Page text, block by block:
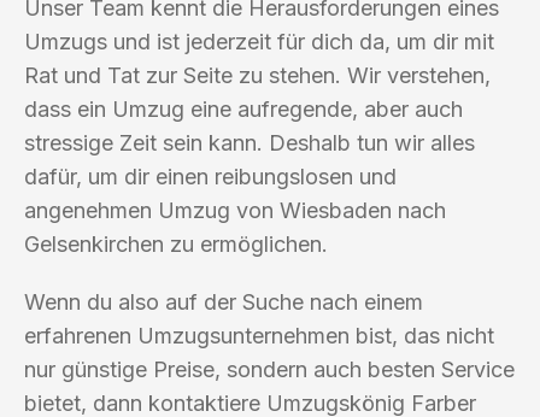
Unser Team kennt die Herausforderungen eines
Umzugs und ist jederzeit für dich da, um dir mit
Rat und Tat zur Seite zu stehen. Wir verstehen,
dass ein Umzug eine aufregende, aber auch
stressige Zeit sein kann. Deshalb tun wir alles
dafür, um dir einen reibungslosen und
angenehmen Umzug von Wiesbaden nach
Gelsenkirchen zu ermöglichen.
Wenn du also auf der Suche nach einem
erfahrenen Umzugsunternehmen bist, das nicht
nur günstige Preise, sondern auch besten Service
bietet, dann kontaktiere Umzugskönig Farber